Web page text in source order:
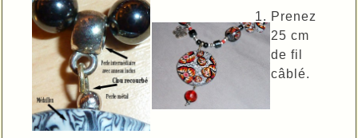
Prenez
25 cm
de fil
câblé.